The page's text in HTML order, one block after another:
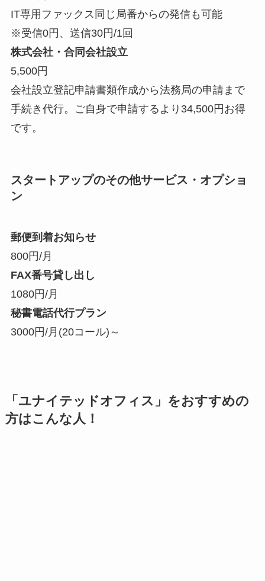
IT専用ファックス同じ局番からの発信も可能
※受信0円、送信30円/1回
株式会社・合同会社設立
5,500円
会社設立登記申請書類作成から法務局の申請まで
手続き代行。ご自身で申請するより34,500円お得
です。
スタートアップのその他サービス・オプショ
ン
郵便到着お知らせ
800円/月
FAX番号貸し出し
1080円/月
秘書電話代行プラン
3000円/月(20コール)～
「ユナイテッドオフィス」をおすすめの
方はこんな人！